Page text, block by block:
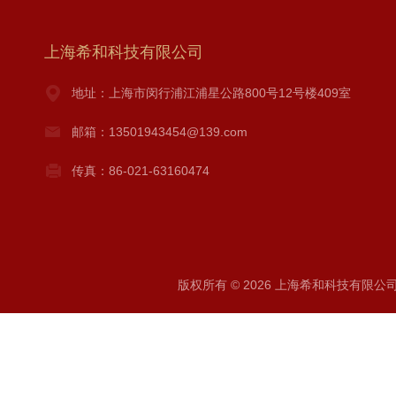
上海希和科技有限公司
地址：上海市闵行浦江浦星公路800号12号楼409室
邮箱：13501943454@139.com
传真：86-021-63160474
版权所有 © 2026 上海希和科技有限公